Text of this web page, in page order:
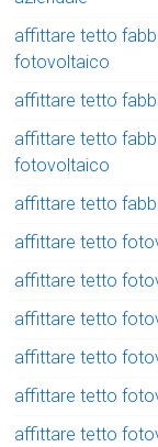
affittare tetto
fotovoltaico
affittare tetto
affittare tetto
fotovoltaico
affittare tetto
affittare tetto
affittare tetto
affittare tetto
affittare tetto
affittare tetto
affittare tetto